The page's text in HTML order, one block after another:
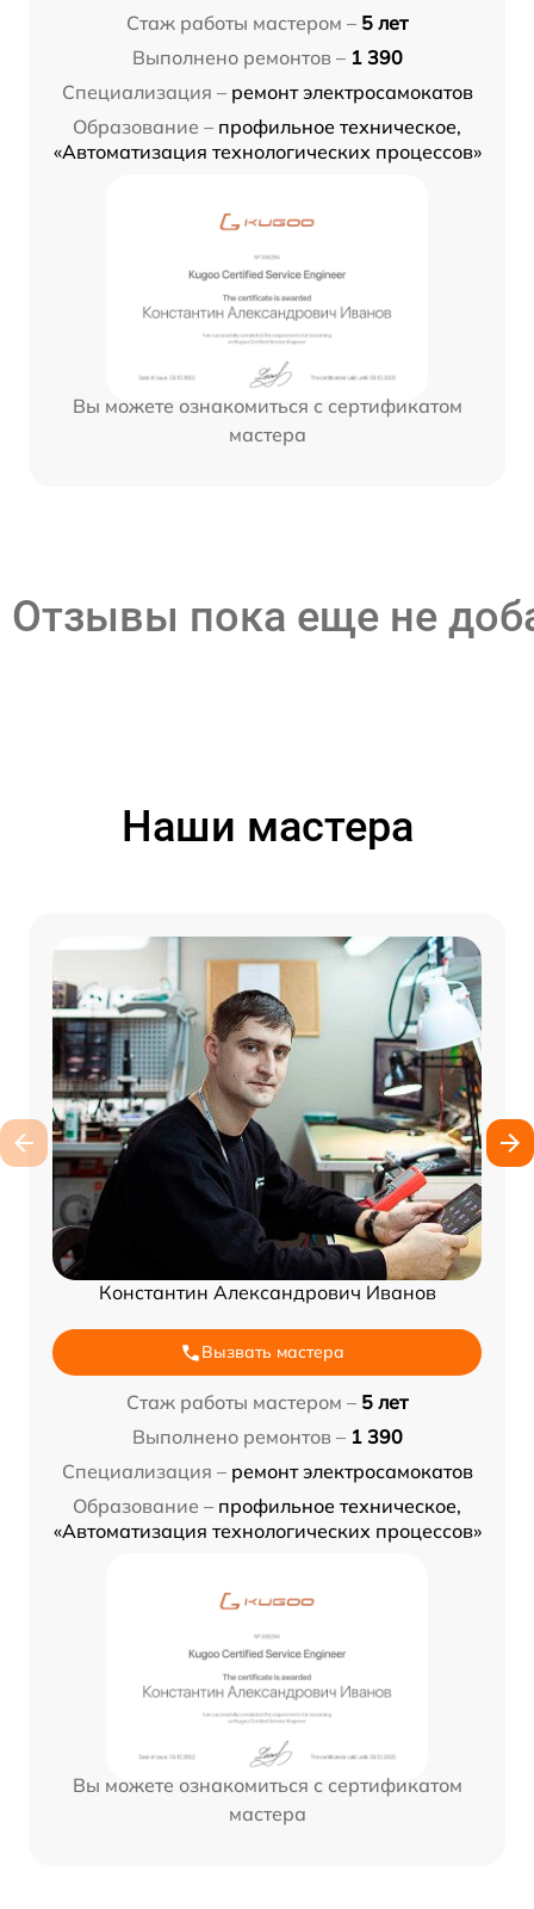
Стаж работы мастером – 5 лет
Выполнено ремонтов – 1 390
Специализация – ремонт электросамокатов
Образование – профильное техническое,
«Автоматизация технологических процессов»
Вы можете ознакомиться с сертификатом
мастера
Отзывы пока еще не
Наши мастера
Константин Александрович Иванов
Вызвать мастера
Стаж работы мастером – 5 лет
Выполнено ремонтов – 1 390
Специализация – ремонт электросамокатов
Образование – профильное техническое,
«Автоматизация технологических процессов»
Вы можете ознакомиться с сертификатом
мастера